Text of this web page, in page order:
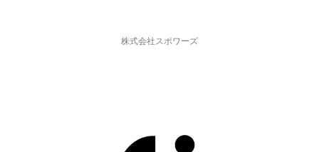
株式会社スポワーズ